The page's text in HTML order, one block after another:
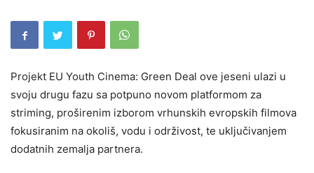
Projekt EU Youth Cinema: Green Deal ove jeseni ulazi u
svoju drugu fazu sa potpuno novom platformom za
striming, proširenim izborom vrhunskih evropskih filmova
fokusiranim na okoliš, vodu i održivost, te uključivanjem
dodatnih zemalja partnera.